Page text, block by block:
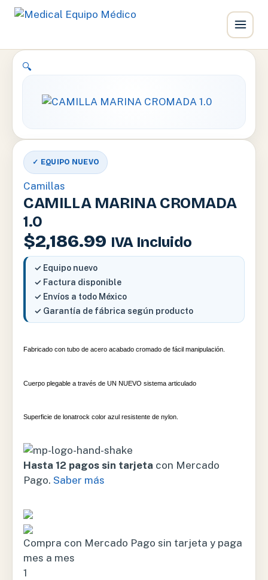
🔍
✓ EQUIPO NUEVO
Camillas
CAMILLA MARINA CROMADA
1.0
$2,186.99 IVA Incluido
✓ Equipo nuevo
✓ Factura disponible
✓ Envíos a todo México
✓ Garantía de fábrica según producto
Fabricado con tubo de acero acabado cromado de fácil manipulación.
Cuerpo plegable a través de UN NUEVO sistema articulado
Superficie de lonatrock color azul resistente de nylon.
Hasta 12 pagos sin tarjeta con Mercado
Pago. Saber más
Compra con Mercado Pago sin tarjeta y paga
mes a mes
1